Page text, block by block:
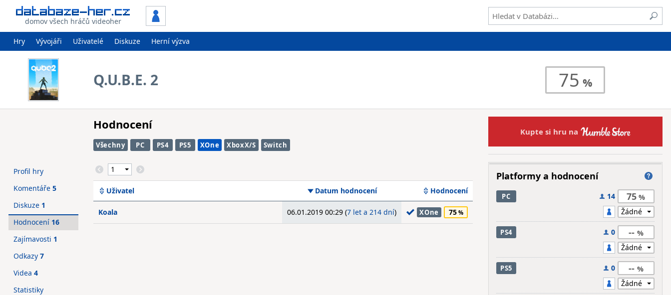
domov všech hráčů videoher
Hry Vývojáři Uživatelé Diskuze Herní výzva
Q.U.B.E. 2 75
Hodnocení
Všechny PC PS4 PS5 XOne XboxX/S Switch
Uživatel Datum hodnocení Hodnocení
Koala 06.01.2019 00:29 (7 let a 214 dní) XOne 75
Profil hry
Komentáře 5
Diskuze 1
Hodnocení 16
Zajímavosti 1
Odkazy 7
Videa 4
Statistiky
Kupte si hru na
Platformy a hodnocení
PC 14 75
PS4 0 --
PS5 0 --